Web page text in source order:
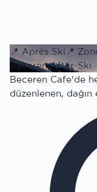
📍 Aprés Ski 📍
Beceren After-Ski
Beceren Cafe'de
düzenlenen,